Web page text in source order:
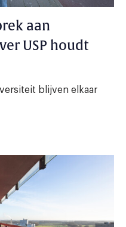
aan
USP houdt
blijven elkaar